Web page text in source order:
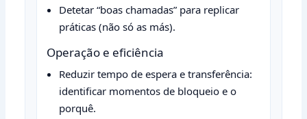
Detetar “boas chamadas” para replicar
práticas (não só as más).
Operação e eficiência
Reduzir tempo de espera e transferência:
identificar momentos de bloqueio e o
porquê.